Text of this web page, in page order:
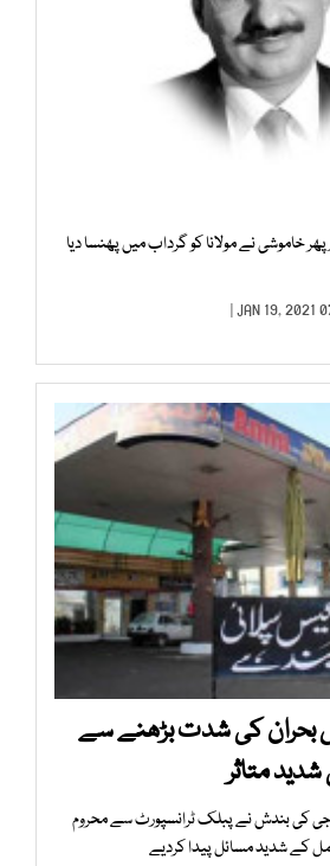
خاموشی نے مولانا کو گرداب میں پھنسا دیا
بحران کی شدت بڑھنے سے
متاثر
جی کی بندش نے پبلک ٹرانسپورٹ سے محروم
کے شدید مسائل پیدا کردیے